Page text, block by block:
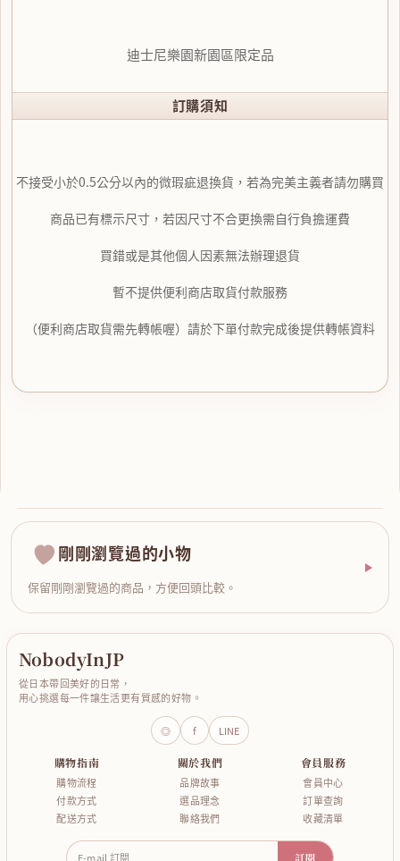
迪士尼樂園新園區限定品
訂購須知
不接受小於0.5公分以內的微瑕疵退換貨，若為完美主義者請勿購買
商品已有標示尺寸，若因尺寸不合更換需自行負擔運費
買錯或是其他個人因素無法辦理退貨
暫不提供便利商店取貨付款服務
（便利商店取貨需先轉帳喔）請於下單付款完成後提供轉帳資料
剛剛瀏覽過的小物
保留剛剛瀏覽過的商品，方便回頭比較。
NobodyInJP
從日本帶回美好的日常，
用心挑選每一件讓生活更有質感的好物。
◎ f LINE
購物指南
購物流程
付款方式
配送方式
關於我們
品牌故事
選品理念
聯絡我們
會員服務
會員中心
訂單查詢
收藏清單
E-mail 訂閱 訂閱